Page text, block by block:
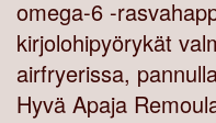
omega-6 -
kirjolohipyörykät
airfryerissa,
Hyvä Apaja